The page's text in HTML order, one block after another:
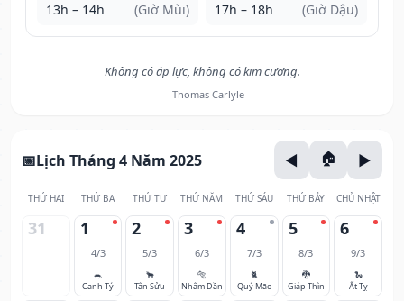
13h – 14h (Giờ Mùi) 17h – 18h (Giờ Dậu)
Không có áp lực, không có kim cương.
— Thomas Carlyle
Lịch Tháng 4 Năm 2025
THỨ HAI THỨ BA THỨ TƯ THỨ NĂM THỨ SÁU THỨ BẢY CHỦ NHẬT
31 1
4/3
🐀
Canh Tý
2
5/3
🐂
Tân Sửu
3
6/3
🐅
Nhâm Dần
4
7/3
🐈
Quý Mão
5
8/3
🐉
Giáp Thìn
6
9/3
🐍
Ất Tỵ